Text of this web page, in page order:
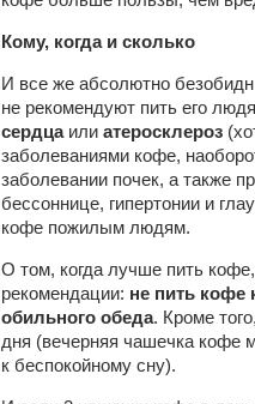
Кому, когда и сколько
И все же абсолютно
не рекомендуют пить его
сердца или атеросклероз
заболеваниями кофе,
заболевании почек, а также
бессоннице, гипертонии и
кофе пожилым людям.
О том, когда лучше пить
рекомендации: не пить кофе
обильного обеда. Кроме
дня (вечерняя чашечка кофе
к беспокойному сну).